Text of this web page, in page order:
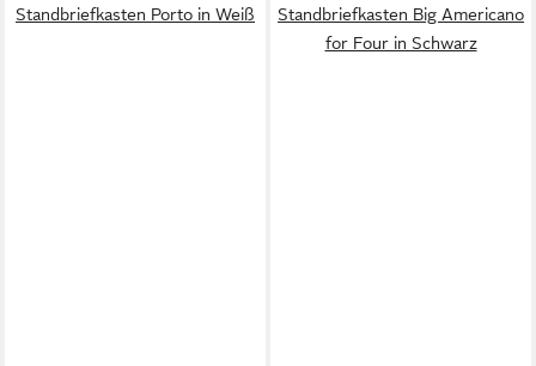
Standbriefkasten Porto in Weiß
Standbriefkasten Big Americano
for Four in Schwarz